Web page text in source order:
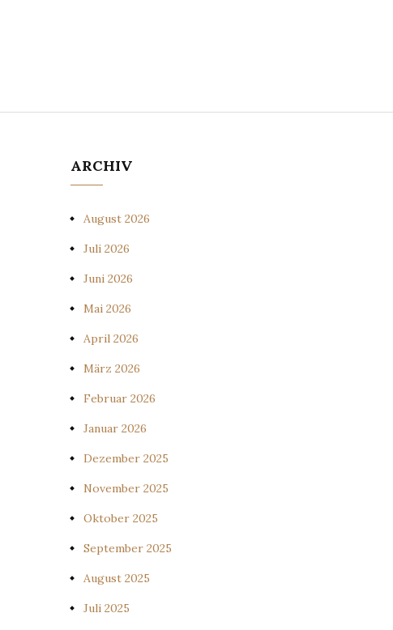
ARCHIV
August 2026
Juli 2026
Juni 2026
Mai 2026
April 2026
März 2026
Februar 2026
Januar 2026
Dezember 2025
November 2025
Oktober 2025
September 2025
August 2025
Juli 2025